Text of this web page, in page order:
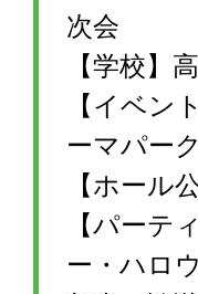
次会
【学校】
【イベン
ーマパー
【ホール
【パーテ
ー・ハロ